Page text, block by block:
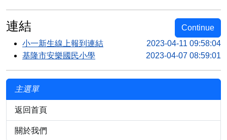
連結
Continue
小一新生線上報到連結
2023-04-11 09:58:04
基隆市安樂國民小學
2023-04-07 08:59:01
主選單
返回首頁
關於我們